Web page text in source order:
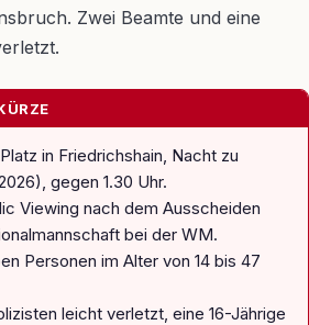
Zwei Beamte und eine
in Friedrichshain, Nacht zu
gegen 1.30 Uhr.
Viewing nach dem Ausscheiden
bei der WM.
Personen im Alter von 14 bis 47
leicht verletzt, eine 16-Jährige